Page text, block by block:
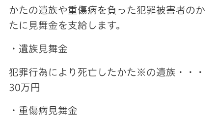
かたの遺族や重傷病を負った犯罪被害者のか
たに見舞金を支給します。
・遺族見舞金
犯罪行為により死亡したかた※の遺族・・・
30万円
・重傷病見舞金